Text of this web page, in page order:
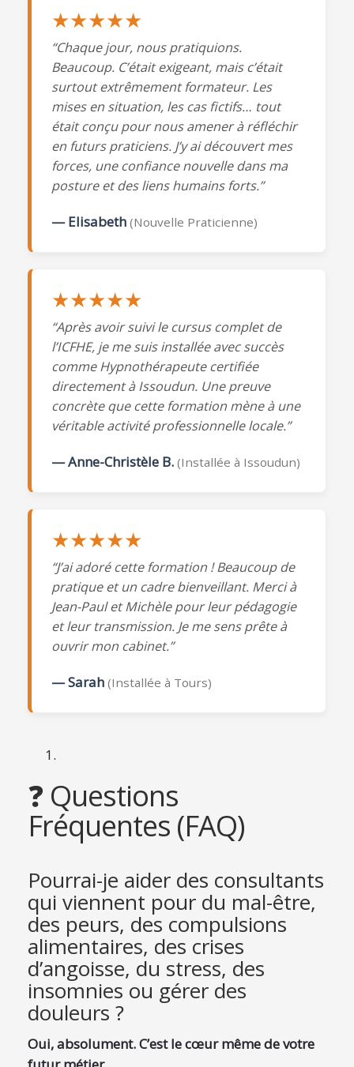
★★★★★
“Chaque jour, nous pratiquions.
Beaucoup. C’était exigeant, mais c’était
surtout extrêmement formateur. Les
mises en situation, les cas fictifs… tout
était conçu pour nous amener à réfléchir
en futurs praticiens. J’y ai découvert mes
forces, une confiance nouvelle dans ma
posture et des liens humains forts.”
— Elisabeth (Nouvelle Praticienne)
★★★★★
“Après avoir suivi le cursus complet de
l’ICFHE, je me suis installée avec succès
comme Hypnothérapeute certifiée
directement à Issoudun. Une preuve
concrète que cette formation mène à une
véritable activité professionnelle locale.”
— Anne-Christèle B. (Installée à Issoudun)
★★★★★
“J’ai adoré cette formation ! Beaucoup de
pratique et un cadre bienveillant. Merci à
Jean-Paul et Michèle pour leur pédagogie
et leur transmission. Je me sens prête à
ouvrir mon cabinet.”
— Sarah (Installée à Tours)
❓ Questions
Fréquentes (FAQ)
Pourrai-je aider des consultants
qui viennent pour du mal-être,
des peurs, des compulsions
alimentaires, des crises
d’angoisse, du stress, des
insomnies ou gérer des
douleurs ?
Oui, absolument. C’est le cœur même de votre